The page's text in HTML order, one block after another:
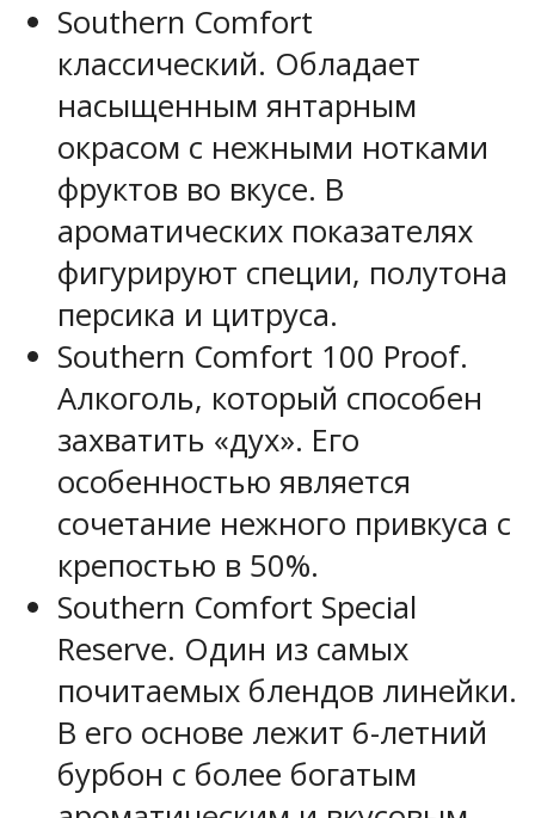
Southern Comfort
классический. Обладает
насыщенным янтарным
окрасом с нежными нотками
фруктов во вкусе. В
ароматических показателях
фигурируют специи, полутона
персика и цитруса.
Southern Comfort 100 Proof.
Алкоголь, который способен
захватить «дух». Его
особенностью является
сочетание нежного привкуса с
крепостью в 50%.
Southern Comfort Special
Reserve. Один из самых
почитаемых блендов линейки.
В его основе лежит 6-летний
бурбон с более богатым